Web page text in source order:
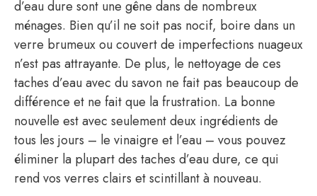
d’eau dure sont une gêne dans de nombreux
ménages. Bien qu’il ne soit pas nocif, boire dans un
verre brumeux ou couvert de imperfections nuageux
n’est pas attrayante. De plus, le nettoyage de ces
taches d’eau avec du savon ne fait pas beaucoup de
différence et ne fait que la frustration. La bonne
nouvelle est avec seulement deux ingrédients de
tous les jours – le vinaigre et l’eau – vous pouvez
éliminer la plupart des taches d’eau dure, ce qui
rend vos verres clairs et scintillant à nouveau.